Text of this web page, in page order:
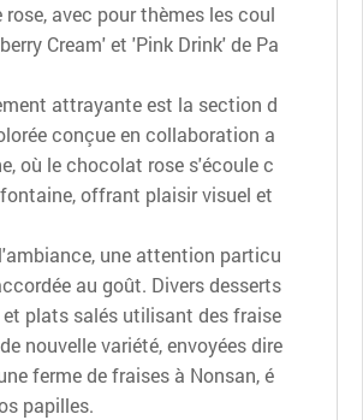
avec pour thèmes les coul
Cream' et 'Pink Drink' de Pa
attrayante est la section d
conçue en collaboration a
où le chocolat rose s'écoule c
offrant plaisir visuel et
une attention particu
au goût. Divers desserts
plats salés utilisant des fraise
nouvelle variété, envoyées dire
ferme de fraises à Nonsan, é
papilles.